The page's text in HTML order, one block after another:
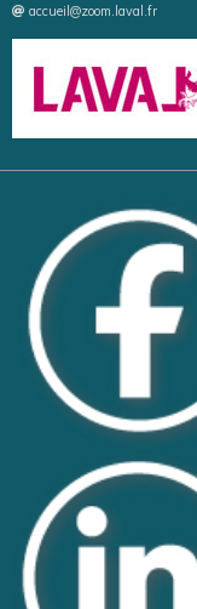
accueil@zoom.laval.fr